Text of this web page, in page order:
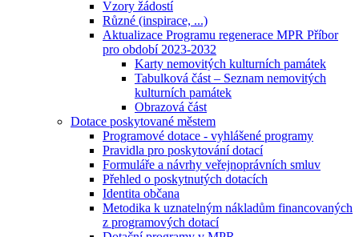
Vzory žádostí
Různé (inspirace, ...)
Aktualizace Programu regenerace MPR Příbor
pro období 2023-2032
Karty nemovitých kulturních památek
Tabulková část – Seznam nemovitých
kulturních památek
Obrazová část
Dotace poskytované městem
Programové dotace - vyhlášené programy
Pravidla pro poskytování dotací
Formuláře a návrhy veřejnoprávních smluv
Přehled o poskytnutých dotacích
Identita občana
Metodika k uznatelným nákladům financovaných
z programových dotací